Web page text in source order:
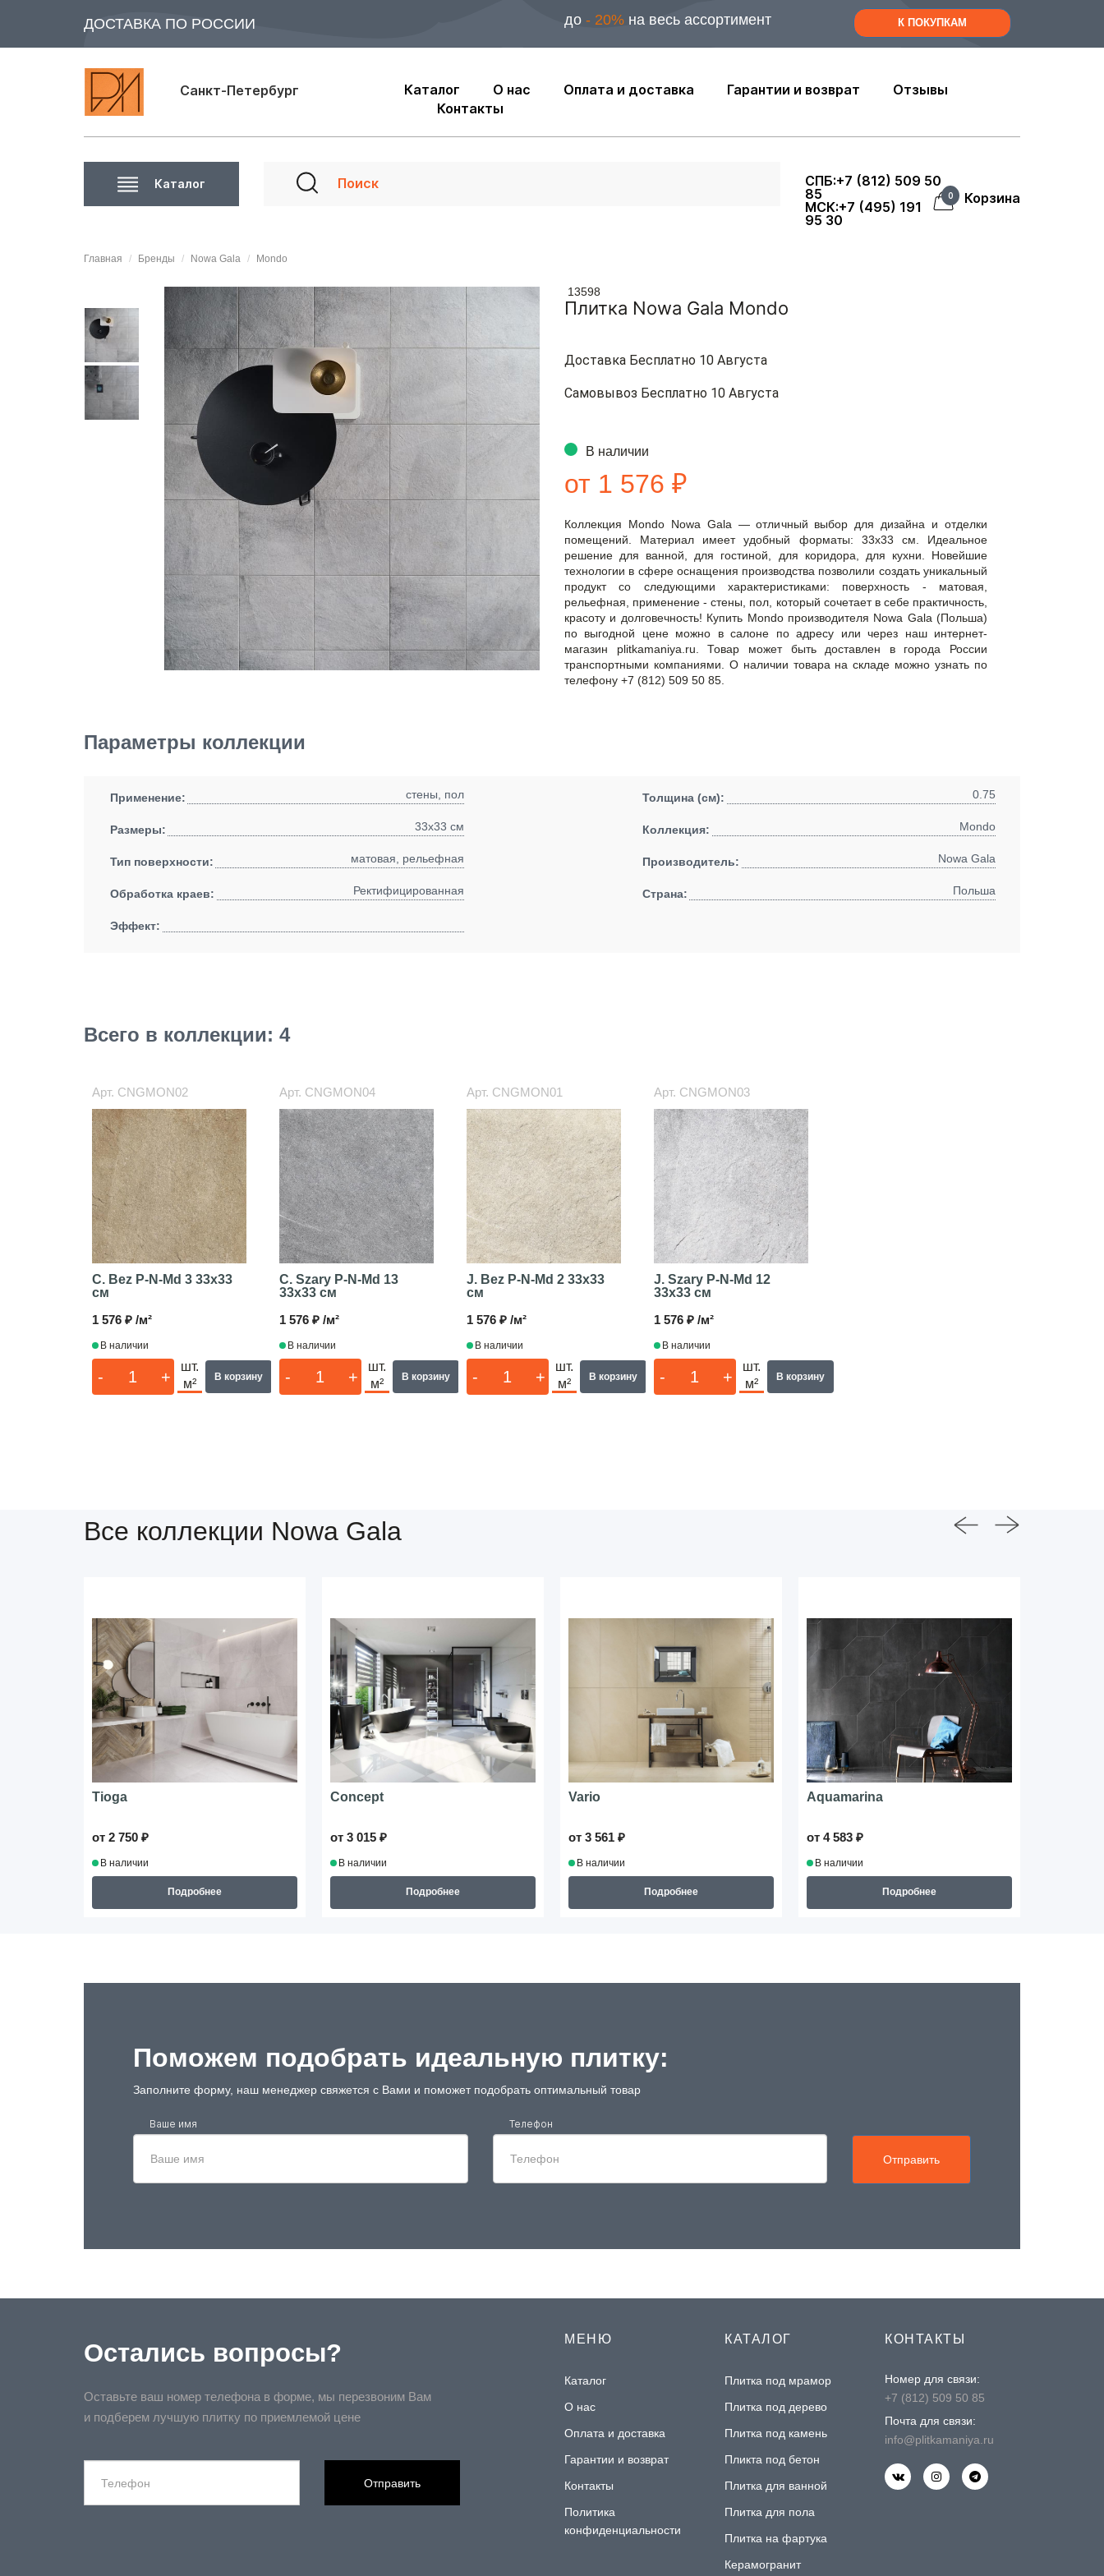
ДОСТАВКА ПО РОССИИ до - 20% на весь ассортимент К ПОКУПКАМ
Санкт-Петербург Каталог О нас Оплата и доставка Гарантии и возврат
Отзывы
Контакты
Каталог
СПБ:+7 (812) 509 50
85
МСК:+7 (495) 191
95 30
0 Корзина
Главная Бренды Nowa Gala Mondo
13598
Плитка Nowa Gala Mondo
Доставка Бесплатно 10 Августа
Самовывоз Бесплатно 10 Августа
В наличии
от 1 576 ₽
Коллекция Mondo Nowa Gala — отличный выбор для дизайна и отделки
помещений. Материал имеет удобный форматы: 33x33 см. Идеальное
решение для ванной, для гостиной, для коридора, для кухни. Новейшие
технологии в сфере оснащения производства позволили создать уникальный
продукт со следующими характеристиками: поверхность - матовая,
рельефная, применение - стены, пол, который сочетает в себе практичность,
красоту и долговечность! Купить Mondo производителя Nowa Gala (Польша)
по выгодной цене можно в салоне по адресу или через наш интернет-
магазин plitkamaniya.ru. Товар может быть доставлен в города России
транспортными компаниями. О наличии товара на складе можно узнать по
телефону +7 (812) 509 50 85.
Параметры коллекции
Применение: стены, пол
Размеры: 33x33 см
Тип поверхности: матовая, рельефная
Обработка краев: Ректифицированная
Эффект:
Толщина (см): 0.75
Коллекция: Mondo
Производитель: Nowa Gala
Страна: Польша
Всего в коллекции: 4
Арт. CNGMON02
C. Bez P-N-Md 3 33x33
см
1 576 ₽ /м²
В наличии
- +
шт.
м²
В корзину
Арт. CNGMON04
C. Szary P-N-Md 13
33x33 см
1 576 ₽ /м²
В наличии
- +
шт.
м²
В корзину
Арт. CNGMON01
J. Bez P-N-Md 2 33x33
см
1 576 ₽ /м²
В наличии
- +
шт.
м²
В корзину
Арт. CNGMON03
J. Szary P-N-Md 12
33x33 см
1 576 ₽ /м²
В наличии
- +
шт.
м²
В корзину
Все коллекции Nowa Gala
Tioga
от 2 750 ₽
В наличии
Подробнее
Concept
от 3 015 ₽
В наличии
Подробнее
Vario
от 3 561 ₽
В наличии
Подробнее
Aquamarina
от 4 583 ₽
В наличии
Подробнее
Поможем подобрать идеальную плитку:
Заполните форму, наш менеджер свяжется с Вами и поможет подобрать оптимальный товар
Ваше имя Телефон
Отправить
Остались вопросы?
Оставьте ваш номер телефона в форме, мы перезвоним Вам
и подберем лучшую плитку по приемлемой цене
Отправить
МЕНЮ
Каталог
О нас
Оплата и доставка
Гарантии и возврат
Контакты
Политика
конфиденциальности
КАТАЛОГ
Плитка под мрамор
Плитка под дерево
Плитка под камень
Пликта под бетон
Плитка для ванной
Плитка для пола
Плитка на фартука
Керамогранит
КОНТАКТЫ
Номер для связи:
+7 (812) 509 50 85
Почта для связи:
info@plitkamaniya.ru